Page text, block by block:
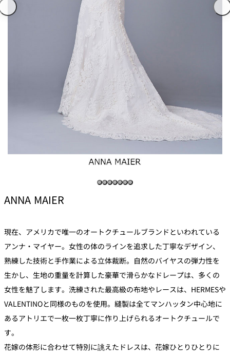
ANNA MAIER
現在、アメリカで唯一のオートクチュールブランドといわれている
アンナ・マイヤー。女性の体のラインを追求した丁寧なデザイン、
熟練した技術と手作業による立体裁断。自然のバイヤスの弾力性を
生かし、生地の重量を計算した豪華で滑らかなドレープは、多くの
女性を魅了します。洗練された最高級の布地やレースは、HERMESや
VALENTINOと同様のものを使用。縫製は全てマンハッタン中心地に
あるアトリエで一枚一枚丁寧に作り上げられるオートクチュールで
す。
花嫁の体形に合わせて特別に誂えたドレスは、花嫁ひとりひとりに